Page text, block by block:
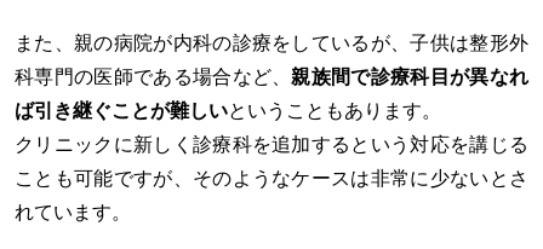
また、親の病院が内科の診療をしているが、子供は整形外
科専門の医師である場合など、親族間で診療科目が異なれ
ば引き継ぐことが難しいということもあります。
クリニックに新しく診療科を追加するという対応を講じる
ことも可能ですが、そのようなケースは非常に少ないとさ
れています。